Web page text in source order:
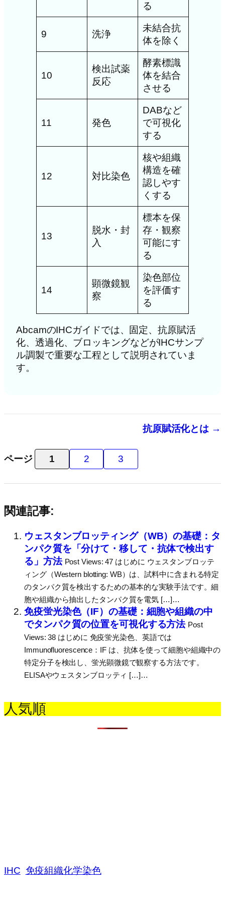
る
9 洗浄
未結合抗
体を除く
10
検出試薬
反応
酵素標識
体を結合
させる
11 発色
DABなど
で可視化
する
12 対比染色
核や組織
構造を確
認しやす
くする
13
脱水・封
入
標本を保
存・観察
可能にす
る
14
顕微鏡観
察
染色部位
を評価す
る
AbcamのIHCガイドでは、固定、抗原賦活
化、透過化、ブロッキングなどがIHCサンプ
ル調製で重要な工程として説明されていま
す。
抗原賦活化とは →
ページ 1 2 3
関連記事:
ウェスタンブロッティング（WB）の基礎：タ
ンパク質を「分けて・移して・抗体で検出す
る」方法 Post Views: 47 はじめに ウェスタンブロッテ
ィング（Western blotting: WB）は、試料中に含まれる特定
のタンパク質を検出するための基本的な実験手法です。細
胞や組織から抽出したタンパク質を電気 […]…
免疫蛍光染色（IF）の基礎：細胞や組織の中
でタンパク質の位置を可視化する方法 Post
Views: 38 はじめに 免疫蛍光染色、英語では
Immunofluorescence：IF は、抗体を使って細胞や組織中の
特定分子を検出し、蛍光顕微鏡で観察する方法です。
ELISAやウェスタンブロッティ […]…
人気順
IHC 免疫組織化学染色